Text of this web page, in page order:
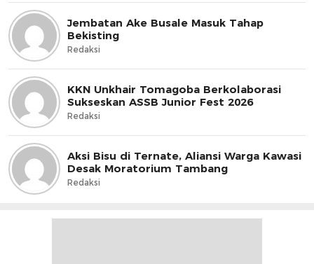
Jembatan Ake Busale Masuk Tahap
Bekisting
Redaksi
KKN Unkhair Tomagoba Berkolaborasi
Sukseskan ASSB Junior Fest 2026
Redaksi
Aksi Bisu di Ternate, Aliansi Warga Kawasi
Desak Moratorium Tambang
Redaksi